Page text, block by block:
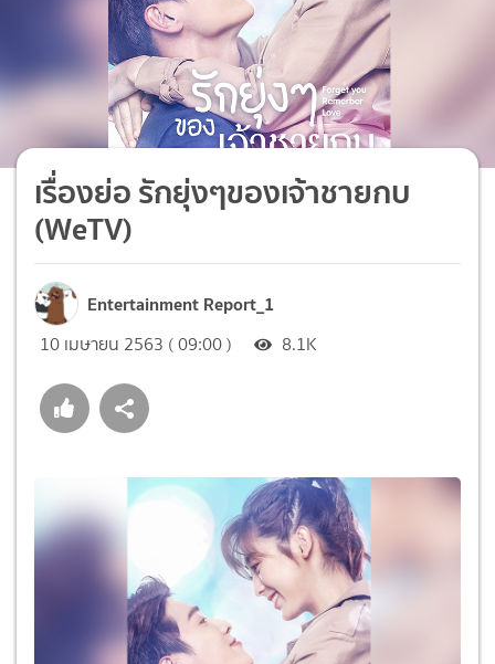
เรื่องย่อ รักยุ่งๆของเจ้าชายกบ
(WeTV)
Entertainment Report_1
10 เมษายน 2563 ( 09:00 ) 8.1K